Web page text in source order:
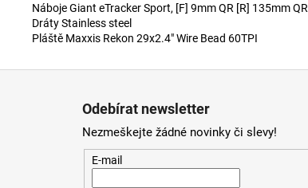
Náboje Giant eTracker Sport, [F] 9mm QR [R] 135mm QR
Dráty Stainless steel
Pláště Maxxis Rekon 29x2.4" Wire Bead 60TPI
Odebírat newsletter
Nezmeškejte žádné novinky či slevy!
E-mail